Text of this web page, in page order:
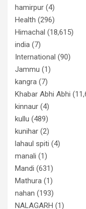
hamirpur (4)
Health (296)
Himachal (18,615)
india (7)
International (90)
Jammu (1)
kangra (7)
Khabar Abhi Abhi
kinnaur (4)
kullu (489)
kunihar (2)
lahaul spiti (4)
manali (1)
Mandi (631)
Mathura (1)
nahan (193)
NALAGARH (1)